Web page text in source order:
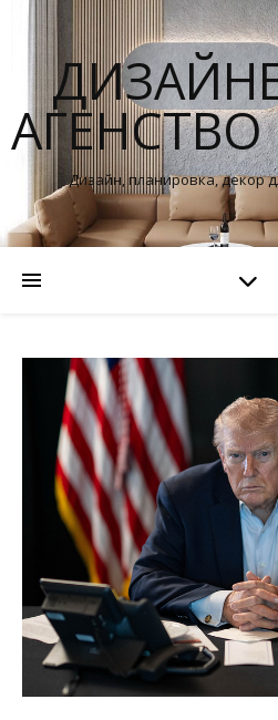
Дизайн, планировка, декор